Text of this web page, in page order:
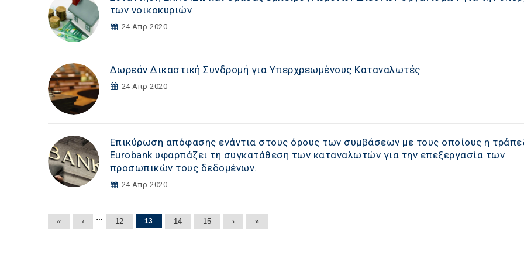
των νοικοκυριών
24 Απρ 2020
Δωρεάν Δικαστική Συνδρομή για Υπερχρεωμένους Καταναλωτές
24 Απρ 2020
Επικύρωση απόφασης ενάντια στους όρους των συμβάσεων με τους οποίους η
Eurobank υφαρπάζει τη συγκατάθεση των καταναλωτών για την επεξεργασία των
προσωπικών τους δεδομένων.
24 Απρ 2020
Σελίδες
« ‹ … 12 13 14 15 › »